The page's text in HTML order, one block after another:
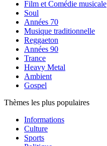
Film et Comédie musicale
Soul
Années 70
Musique traditionnelle
Reggaeton
Années 90
Trance
Heavy Metal
Ambient
Gospel
Thèmes les plus populaires
Informations
Culture
Sports